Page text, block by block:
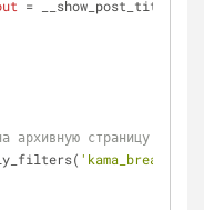
= __show_post_title(
архивную страницу для